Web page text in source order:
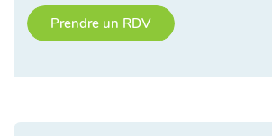
Prendre un RDV